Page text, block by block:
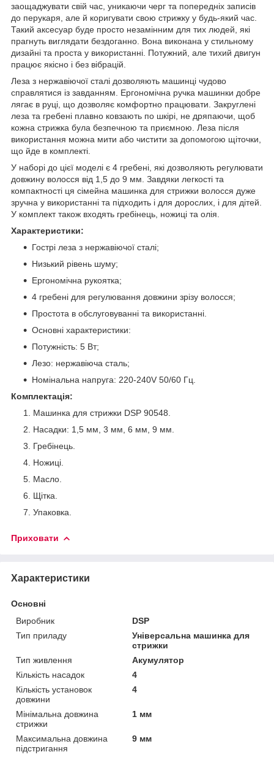
заощаджувати свій час, уникаючи черг та попередніх записів
до перукаря, але й коригувати свою стрижку у будь-який час.
Такий аксесуар буде просто незамінним для тих людей, які
прагнуть виглядати бездоганно. Вона виконана у стильному
дизайні та проста у використанні. Потужний, але тихий двигун
працює якісно і без вібрацій.
Леза з нержавіючої сталі дозволяють машинці чудово
справлятися із завданням. Ергономічна ручка машинки добре
лягає в руці, що дозволяє комфортно працювати. Закруглені
леза та гребені плавно ковзають по шкірі, не дряпаючи, щоб
кожна стрижка була безпечною та приємною. Леза після
використання можна мити або чистити за допомогою щіточки,
що йде в комплекті.
У наборі до цієї моделі є 4 гребені, які дозволяють регулювати
довжину волосся від 1,5 до 9 мм. Завдяки легкості та
компактності ця сімейна машинка для стрижки волосся дуже
зручна у використанні та підходить і для дорослих, і для дітей.
У комплект також входять гребінець, ножиці та олія.
Характеристики:
Гострі леза з нержавіючої сталі;
Низький рівень шуму;
Ергономічна рукоятка;
4 гребені для регулювання довжини зрізу волосся;
Простота в обслуговуванні та використанні.
Основні характеристики:
Потужність: 5 Вт;
Лезо: нержавіюча сталь;
Номінальна напруга: 220-240V 50/60 Гц.
Комплектація:
Машинка для стрижки DSP 90548.
Насадки: 1,5 мм, 3 мм, 6 мм, 9 мм.
Гребінець.
Ножиці.
Масло.
Щітка.
Упаковка.
Приховати
Характеристики
Основні
Виробник
DSP
Тип приладу
Універсальна машинка для
стрижки
Тип живлення
Акумулятор
Кількість насадок
4
Кількість установок
довжини
4
Мінімальна довжина
стрижки
1 мм
Максимальна довжина
підстригання
9 мм